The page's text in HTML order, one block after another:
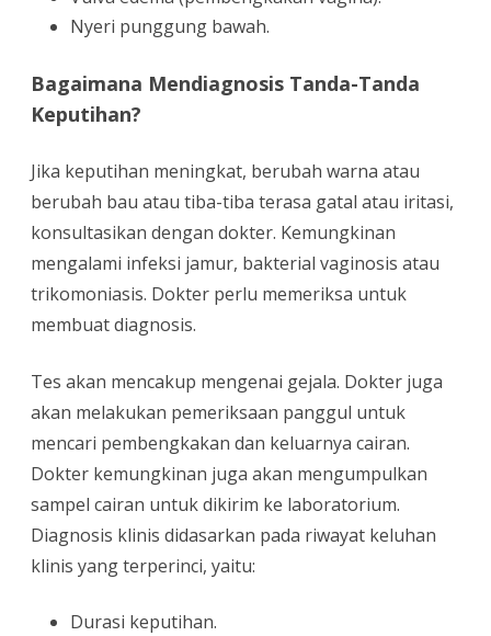
Nyeri punggung bawah.
Bagaimana Mendiagnosis Tanda-Tanda
Keputihan?
Jika keputihan meningkat, berubah warna atau
berubah bau atau tiba-tiba terasa gatal atau iritasi,
konsultasikan dengan dokter. Kemungkinan
mengalami infeksi jamur, bakterial vaginosis atau
trikomoniasis. Dokter perlu memeriksa untuk
membuat diagnosis.
Tes akan mencakup mengenai gejala. Dokter juga
akan melakukan pemeriksaan panggul untuk
mencari pembengkakan dan keluarnya cairan.
Dokter kemungkinan juga akan mengumpulkan
sampel cairan untuk dikirim ke laboratorium.
Diagnosis klinis didasarkan pada riwayat keluhan
klinis yang terperinci, yaitu:
Durasi keputihan.